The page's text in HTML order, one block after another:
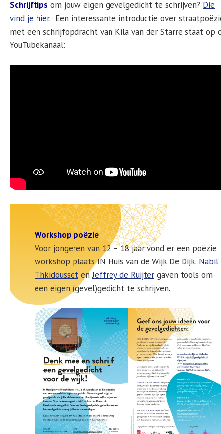
Schrijftips om jouw eigen gevelgedicht te schrijven? Die
vind je hier. Een interessante introductie over
met een schrijfopdracht van Kila van der Starre staat op
YouTubekanaal:
Workshop poëzie
Voor jongeren van 12 – 18 jaar vond er een poëzie
workshop plaats IN Huis van de Wijk De Dijk. Nabil
Thkidousset enJeffrey de Ruijter gaven tools om
een eigen (gevel)gedicht te schrijven.